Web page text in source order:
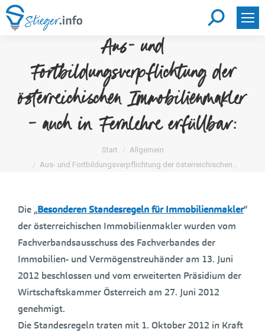
Search:
Aus- und
Fortbildungsverpflichtung der
österreichischen Immobilienmakler
– auch in Fernlehre erfüllbar:
Sie befinden sich hier:Start
Allgemein
Aus- und Fortbildungsverpflichtung der österreichischen…
Die „Besonderen Standesregeln für Immobilienmakler“
der österreichischen Immobilienmakler wurden vom
Fachverbandsausschuss des Fachverbandes der
Immobilien- und Vermögenstreuhänder am 13. Juni
2012 beschlossen und vom erweiterten Präsidium der
Wirtschaftskammer Österreich am 27. Juni 2012
genehmigt.
Die Standesregeln traten mit 1. Oktober 2012 in Kraft